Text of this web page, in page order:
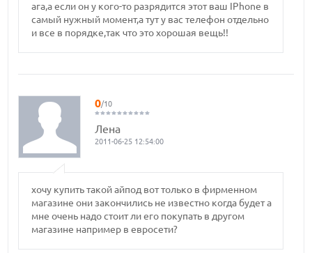
ага,а если он у кого-то разрядится этот ваш IPhone в
самый нужный момент,а тут у вас телефон отдельно
и все в порядке,так что это хорошая вещь!!
0/10
Лена
2011-06-25 12:54:00
хочу купить такой айпод вот только в фирменном
магазине они закончились не известно когда будет а
мне очень надо стоит ли его покупать в другом
магазине например в евросети?